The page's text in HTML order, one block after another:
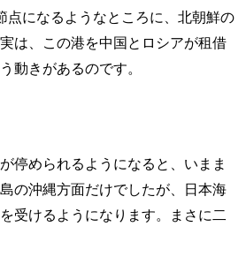
点になるようなところに、北朝鮮の
は、この港を中国とロシアが租借
動きがあるのです。
停められるようになると、いまま
の沖縄方面だけでしたが、日本海
受けるようになります。まさに二